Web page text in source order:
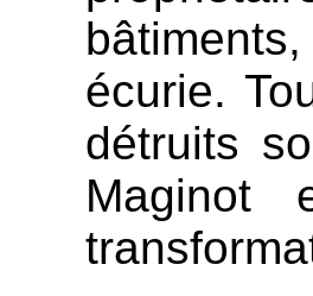
écurie.
détruits
Maginot